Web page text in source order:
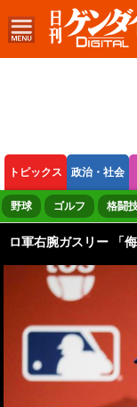
トピックス 政治・社会
ボートレース 競輪
野球 ゴルフ 格闘
ロ軍右腕ガスリー 「